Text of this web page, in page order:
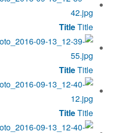
TitleTitle
TitleTitle
TitleTitle